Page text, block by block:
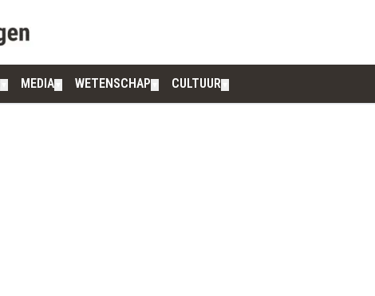
MEDIA WETENSCHAP CULTUUR